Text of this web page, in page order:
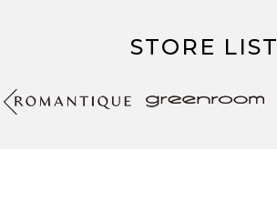
STORE LIST